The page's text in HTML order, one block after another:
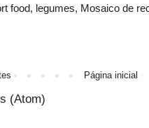
food, legumes, Mosaico de
Página inicial
(Atom)